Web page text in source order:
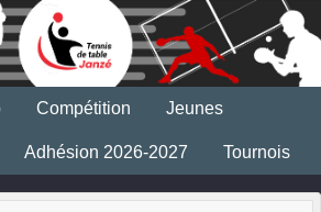
Compétition Jeunes
Adhésion 2026-2027 Tournois
cookies